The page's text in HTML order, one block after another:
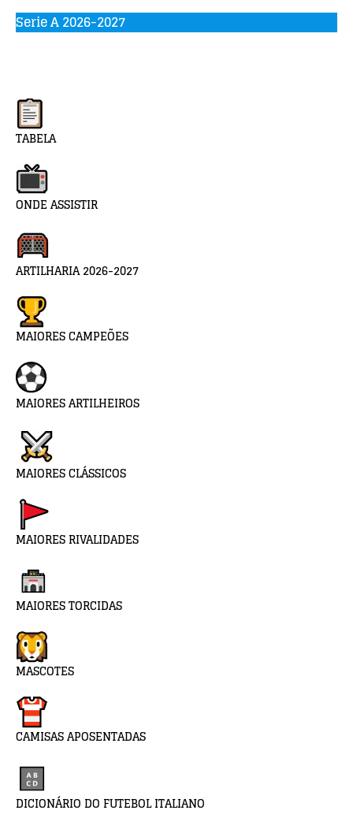
Serie A 2026-2027
TABELA
ONDE ASSISTIR
ARTILHARIA 2026-2027
MAIORES CAMPEÕES
MAIORES ARTILHEIROS
MAIORES CLÁSSICOS
MAIORES RIVALIDADES
MAIORES TORCIDAS
MASCOTES
CAMISAS APOSENTADAS
DICIONÁRIO DO FUTEBOL ITALIANO